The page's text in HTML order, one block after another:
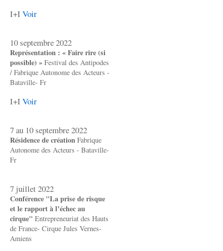
I+I Voir
10 septembre 2022
Représentation : « Faire rire (si
possible) » Festival des Antipodes
/ Fabrique Autonome des Acteurs -
Bataville- Fr
I+I Voir
7 au 10 septembre 2022
Résidence de création Fabrique
Autonome des Acteurs - Bataville-
Fr
7 juillet 2022
Conférence "La prise de risque
et le rapport à l’échec au
cirque" Entrepreneuriat des Hauts
de France- Cirque Jules Vernes-
Amiens